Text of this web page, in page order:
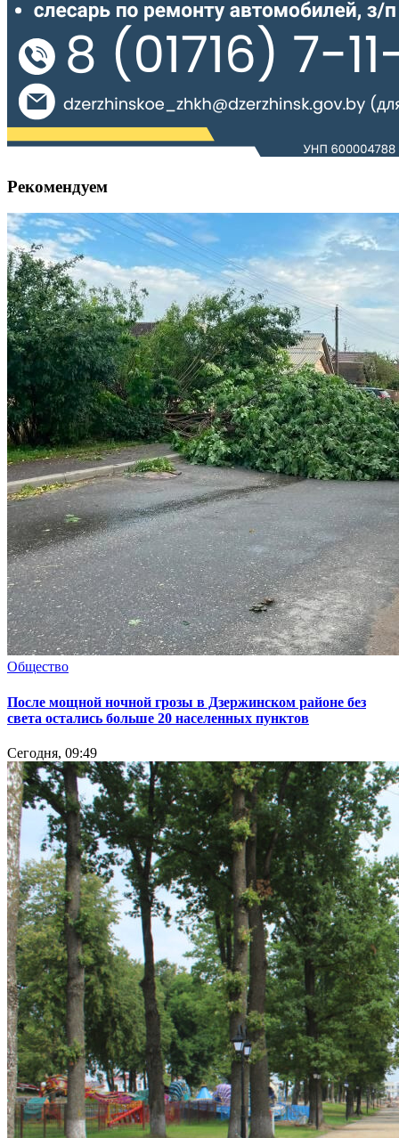
Рекомендуем
Общество
После мощной ночной грозы в Дзержинском районе без
света остались больше 20 населенных пунктов
Сегодня, 09:49